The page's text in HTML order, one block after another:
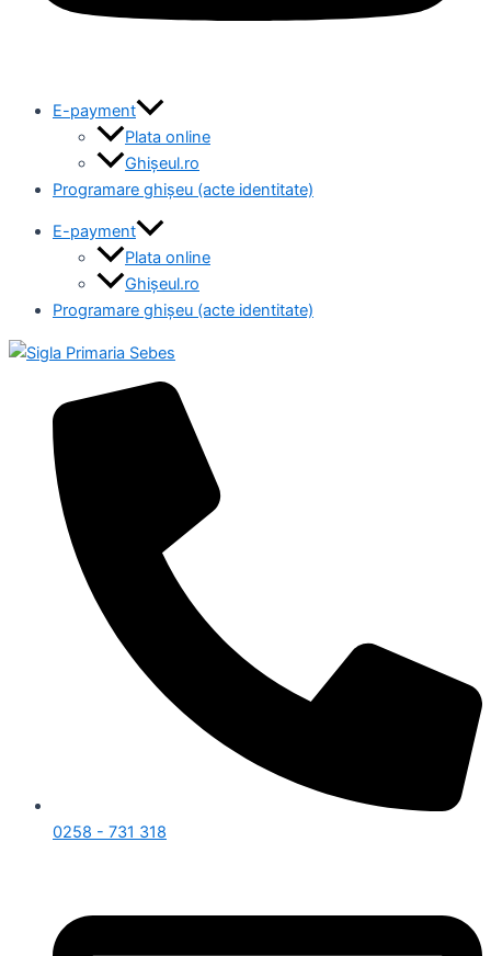
E-payment
Plata online
Ghișeul.ro
Programare ghișeu (acte identitate)
E-payment
Plata online
Ghișeul.ro
Programare ghișeu (acte identitate)
0258 - 731 318